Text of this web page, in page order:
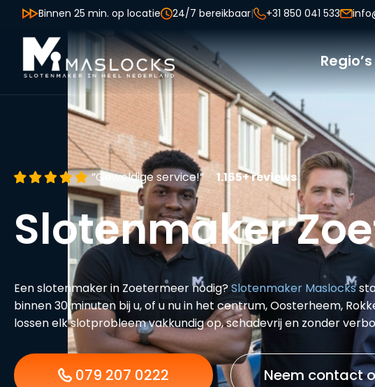
Binnen 25 min. op locatie 24/7 bereikbaar| +31 850 041 533
Regio’s
”Geweldige service!” 1.165+ reviews
Slotenmaker
Een slotenmaker in Zoetermeer nodig?Slotenmaker Maslocks
binnen 30 minuten bij u, of u nu in het centrum, Oosterheem,
lossen elk slotprobleem vakkundig op, schadevrij en zonder
079 207 0222 Neem contact